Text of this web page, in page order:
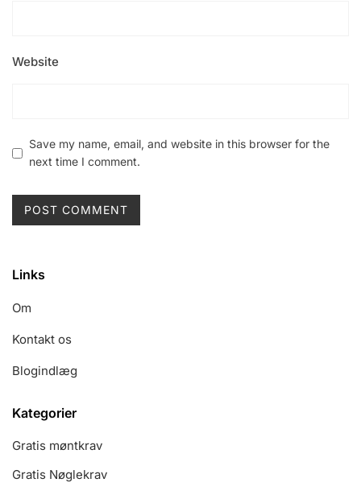
Website
Save my name, email, and website in this browser for the
next time I comment.
Links
Om
Kontakt os
Blogindlæg
Kategorier
Gratis møntkrav
Gratis Nøglekrav